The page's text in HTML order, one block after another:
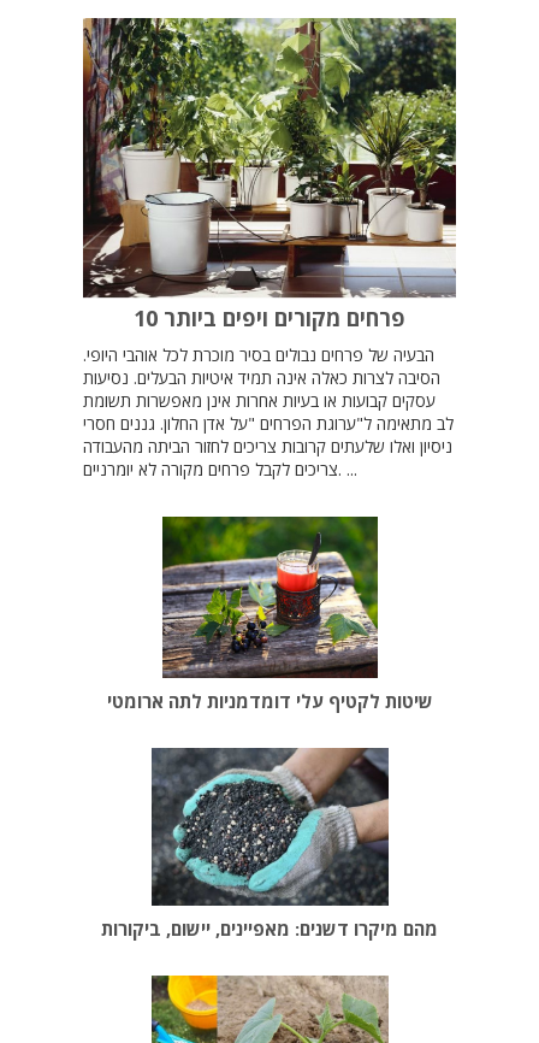
10 פרחים מקורים ויפים ביותר
הבעיה של פרחים נבולים בסיר מוכרת לכל אוהבי היופי.
הסיבה לצרות כאלה אינה תמיד איטיות הבעלים. נסיעות
עסקים קבועות או בעיות אחרות אינן מאפשרות תשומת
לב מתאימה ל"ערוגת הפרחים "על אדן החלון. גננים חסרי
ניסיון ואלו שלעתים קרובות צריכים לחזור הביתה מהעבודה
צריכים לקבל פרחים מקורה לא יומרניים. ...
שיטות לקטיף עלי דומדמניות לתה ארומטי
מהם מיקרו דשנים: מאפיינים, יישום, ביקורות